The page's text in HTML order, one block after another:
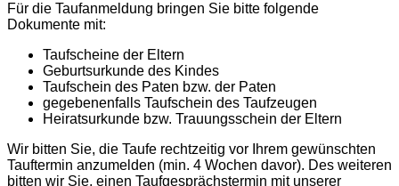
Für die Taufanmeldung bringen Sie bitte folgende
Dokumente mit:
Taufscheine der Eltern
Geburtsurkunde des Kindes
Taufschein des Paten bzw. der Paten
gegebenenfalls Taufschein des Taufzeugen
Heiratsurkunde bzw. Trauungsschein der Eltern
Wir bitten Sie, die Taufe rechtzeitig vor Ihrem gewünschten
Tauftermin anzumelden (min. 4 Wochen davor). Des weiteren
bitten wir Sie, einen Taufgesprächstermin mit unserer